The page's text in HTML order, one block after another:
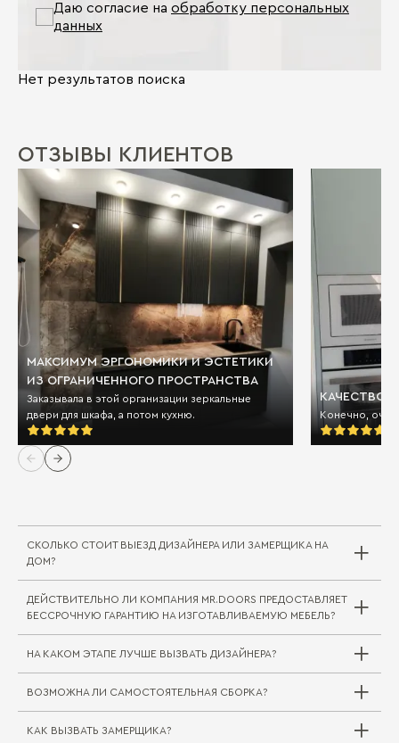
Даю согласие на обработку персональных
данных
Нет результатов поиска
ОТЗЫВЫ КЛИЕНТОВ
МАКСИМУМ ЭРГОНОМИКИ И ЭСТЕТИКИ
ИЗ ОГРАНИЧЕННОГО ПРОСТРАНСТВА
Заказывала в этой организации зеркальные
двери для шкафа, а потом кухню.
КАЧЕСТВО
Конечно,
СКОЛЬКО СТОИТ ВЫЕЗД ДИЗАЙНЕРА ИЛИ ЗАМЕРЩИКА НА
ДОМ?
Выезд дизайнера/замерщика в компании
требуется выехать на отдаленное расстояние
за пределы города или в другой город/
регион, может взиматься плата за проезд
специалиста. Сама услуга замера при этом
бесплатна.
ДЕЙСТВИТЕЛЬНО ЛИ КОМПАНИЯ MR.DOORS ПРЕДОСТАВЛЯЕТ
БЕССРОЧНУЮ ГАРАНТИЮ НА ИЗГОТАВЛИВАЕМУЮ МЕБЕЛЬ?
Совершенно верно. На мебельные комплекты
для жилой и кухонной зоны Mr.Doors
предоставляется бессрочная гарантия.
НА КАКОМ ЭТАПЕ ЛУЧШЕ ВЫЗВАТЬ ДИЗАЙНЕРА?
Вызвать дизайнера можно на любом этапе
ВОЗМОЖНА ЛИ САМОСТОЯТЕЛЬНАЯ СБОРКА?
Самостоятельная сборка (как и доставка) не
КАК ВЫЗВАТЬ ЗАМЕРЩИКА?